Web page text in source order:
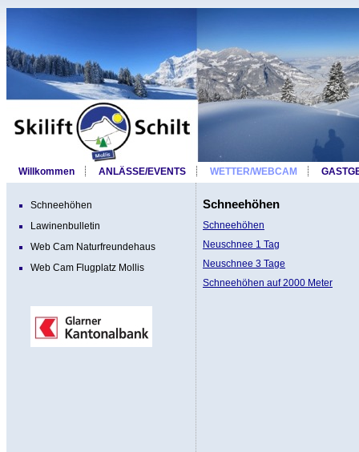
Willkommen ANLÄSSE/EVENTS WETTER/WEBCAM
Schneehöhen
Schneehöhen
Neuschnee 1 Tag
Neuschnee 3 Tage
Schneehöhen auf 2000 Meter
Schneehöhen
Lawinenbulletin
Web Cam Naturfreundehaus
Web Cam Flugplatz Mollis